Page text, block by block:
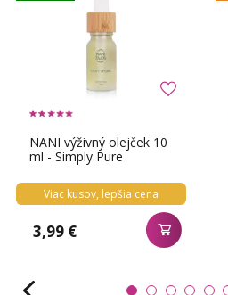
NANI výživný olejček 10
ml - Simply Pure
Viac kusov, lepšia cena
3,99 €